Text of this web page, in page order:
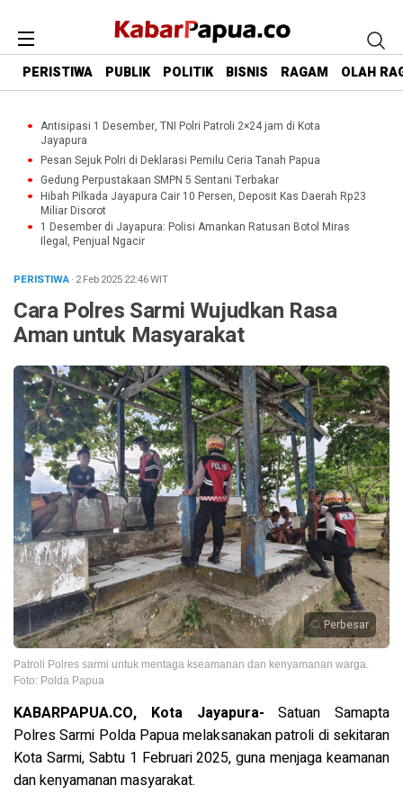
PERISTIWA PUBLIK POLITIK BISNIS RAGAM OLAH
Antisipasi 1 Desember, TNI Polri Patroli 2×24 jam di Kota
Jayapura
Pesan Sejuk Polri di Deklarasi Pemilu Ceria Tanah Papua
Gedung Perpustakaan SMPN 5 Sentani Terbakar
Hibah Pilkada Jayapura Cair 10 Persen, Deposit Kas Daerah Rp23
Miliar Disorot
1 Desember di Jayapura: Polisi Amankan Ratusan Botol Miras
Ilegal, Penjual Ngacir
PERISTIWA· 2 Feb 202522:46WIT
Cara Polres Sarmi Wujudkan Rasa
Aman untuk Masyarakat
Perbesar
Patroli Polres sarmi untuk mentaga kseamanan dan kenyamanan warga.
Foto: Polda Papua
KABARPAPUA.CO, Kota Jayapura-Satuan Samapta
Polres Sarmi Polda Papua melaksanakan patroli di sekitaran
Kota Sarmi, Sabtu 1 Februari 2025, guna menjaga keamanan
dan kenyamanan masyarakat.